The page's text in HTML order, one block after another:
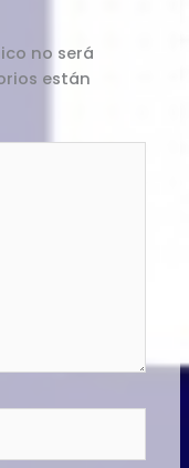
no será
están